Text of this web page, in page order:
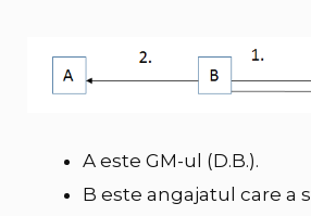
A este GM-ul (D.B.).
B este angajatul care a